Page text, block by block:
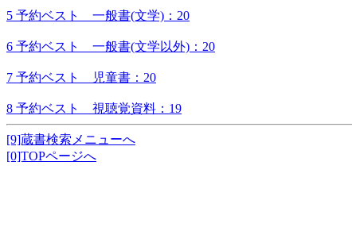
5 予約ベスト 一般書(文学)：20
6 予約ベスト 一般書(文学以外)：20
7 予約ベスト 児童書：20
8 予約ベスト 視聴覚資料：19
[9]蔵書検索メニューへ
[0]TOPページへ